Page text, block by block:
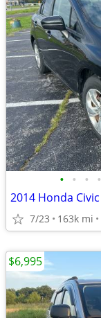
• • • •
7/23 163k mi
$6,995